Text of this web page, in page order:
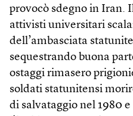
provocò sdegno in Iran.
attivisti universitari
dell’ambasciata
sequestrando buona
ostaggi rimasero
soldati statunitensi
di salvataggio nel 1980